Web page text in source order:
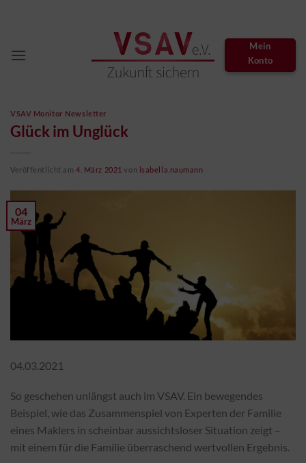
Mein
Konto
VSAV Monitor Newsletter
Glück im Unglück
Veröffentlicht am4. März 2021 von isabella.naumann
04
März
04.03.2021
So geschehen unlängst auch im VSAV. Ein bewegendes
Beispiel, wie das Zusammenspiel von Experten der Familie
eines Maklers in scheinbar aussichtsloser Situation zeigt –
mit einem für die Familie überraschend wertvollen Ergebnis.